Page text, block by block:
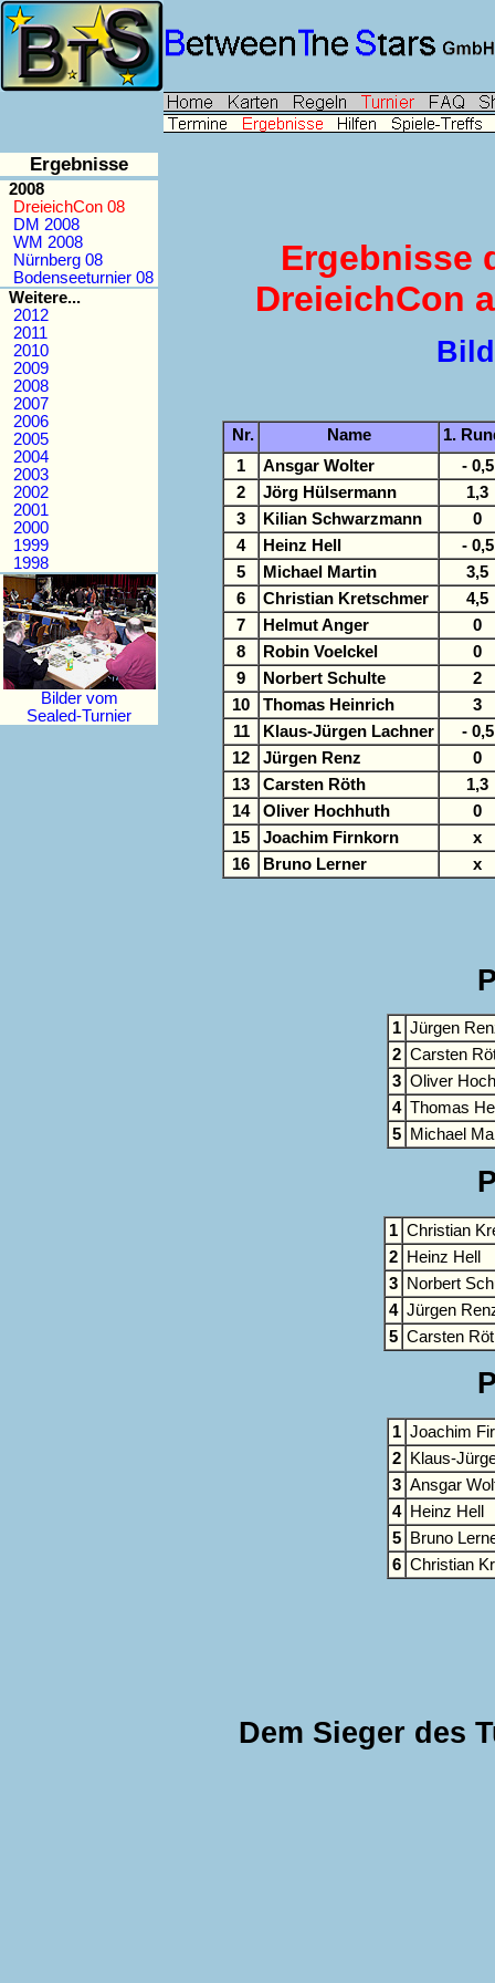
Ergebnisse
2008
DreieichCon 08
DM 2008
WM 2008
Nürnberg 08
Bodenseeturnier 08
Weitere...
2012
2011
2010
2009
2008
2007
2006
2005
2004
2003
2002
2001
2000
1999
1998
Bilder vom
Sealed-Turnier
Ergebnisse
DreieichCon
Nr. Name
1.
1
Ansgar Wolter
- 0,5
2
Jörg Hülsermann
1,3
3
Kilian Schwarzmann
0
4
Heinz Hell
- 0,5
5
Michael Martin
3,5
6
Christian Kretschmer
4,5
7
Helmut Anger
0
8
Robin Voelckel
0
9
Norbert Schulte
2
10
Thomas Heinrich
3
11
Klaus-Jürgen Lachner
- 0,5
12
Jürgen Renz
0
13
Carsten Röth
1,3
14
Oliver Hochhuth
0
15
Joachim Firnkorn
x
16
Bruno Lerner x
1 Jürgen
2 Carsten
3 Oliver
4 Thomas
5
Michael
1 Christian
2 Heinz Hell
3 Norbert
4 Jürgen
5 Carsten
1 Joachim
2
Klaus-
3 Ansgar
4
Heinz Hell
5
Bruno
6 Christian
Dem Sieger des